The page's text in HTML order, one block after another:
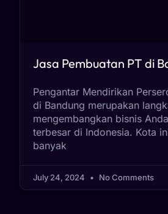
Jasa Pembuatan PT di
Pengantar Mendirikan
di Bandung merupakan
mengembangkan bisnis
terbesar di Indonesia. Kota
banyak
July 24, 2024 No Comments